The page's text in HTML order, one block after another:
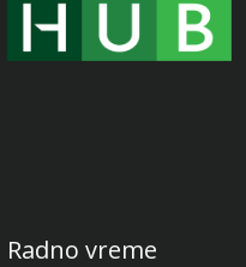
Radno vreme